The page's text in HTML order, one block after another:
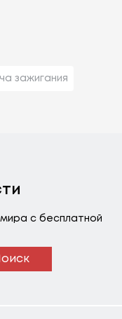
зажигания
с бесплатной